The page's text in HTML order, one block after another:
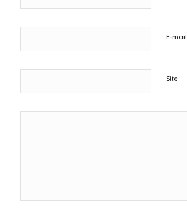
E-mail
Site